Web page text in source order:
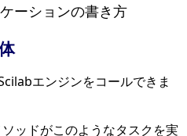
ーションの書き方
エンジンをコールできま
ッドがこのようなタスクを実